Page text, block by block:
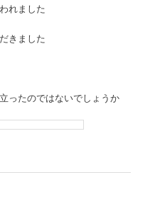
れました
きました
ったのではないでしょうか